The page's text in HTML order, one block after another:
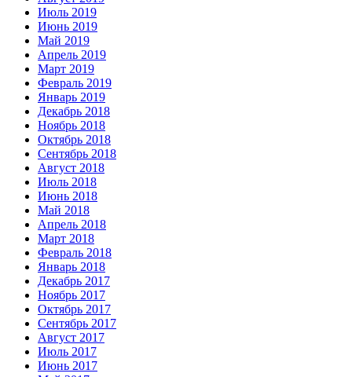
Июль 2019
Июнь 2019
Май 2019
Апрель 2019
Март 2019
Февраль 2019
Январь 2019
Декабрь 2018
Ноябрь 2018
Октябрь 2018
Сентябрь 2018
Август 2018
Июль 2018
Июнь 2018
Май 2018
Апрель 2018
Март 2018
Февраль 2018
Январь 2018
Декабрь 2017
Ноябрь 2017
Октябрь 2017
Сентябрь 2017
Август 2017
Июль 2017
Июнь 2017